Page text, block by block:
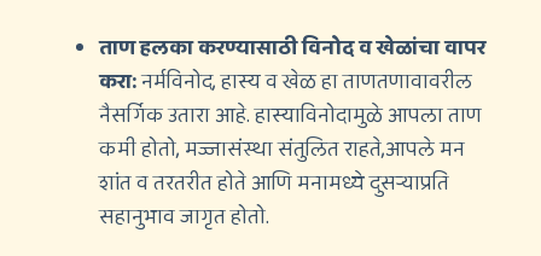
ताण हलका करण्यासाठी विनोद व खेळांचा वापर
करा:नर्मविनोद, हास्य व खेळ हा ताणतणावावरील
नैसर्गिक उतारा आहे. हास्याविनोदामुळे आपला ताण
कमी होतो, मज्जासंस्था संतुलित राहते,आपले मन
शांत व तरतरीत होते आणि मनामध्ये दुसर्‍याप्रति
सहानुभाव जागृत होतो.